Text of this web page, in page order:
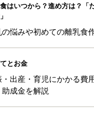
はいつから？進め方は？「
悩みや初めての離乳食
とお金
出産・育児にかかる費
成金を解説